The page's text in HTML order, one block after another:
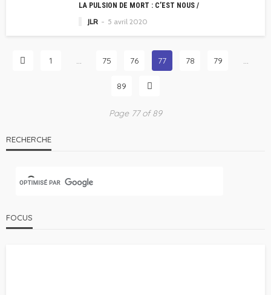
LA PULSION DE MORT : C’EST NOUS /
JLR 5 avril 2020
1 … 75 76 77 78 79 …
89
Page 77 of 89
RECHERCHE
FOCUS